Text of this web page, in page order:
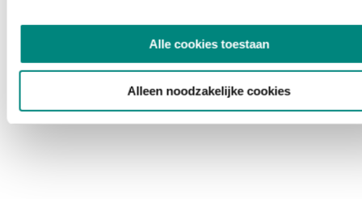
Alle cookies toestaan
Alleen noodzakelijke cookies